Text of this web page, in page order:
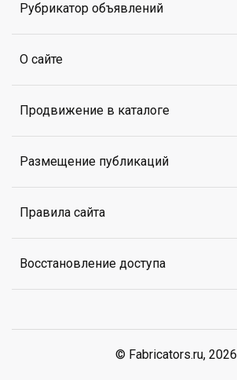
Рубрикатор объявлений
О сайте
Продвижение в каталоге
Размещение публикаций
Правила сайта
Восстановление доступа
© Fabricators.ru, 2026